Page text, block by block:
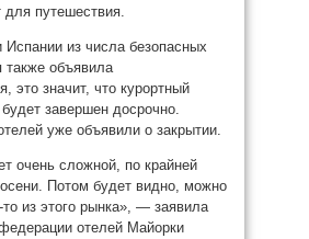
для путешествия.
из числа безопасных
объявила
это значит, что курортный
завершен досрочно.
уже объявили о закрытии.
очень сложной, по крайней
Потом будет видно, можно
то из этого рынка», — заявила
отелей Майорки